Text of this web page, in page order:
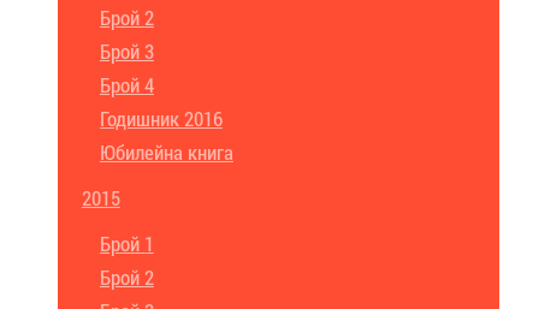
Брой 2
Брой 3
Брой 4
Годишник 2016
Юбилейна книга
2015
Брой 1
Брой 2